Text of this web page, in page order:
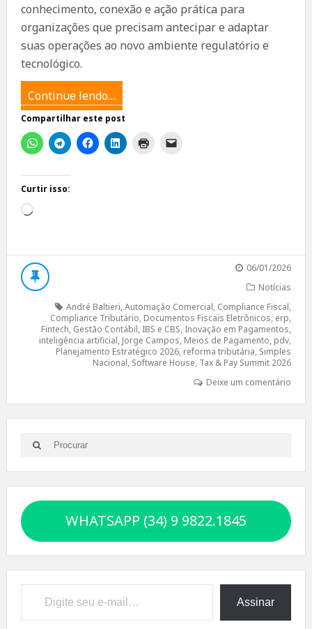
conhecimento, conexão e ação prática para
organizações que precisam antecipar e adaptar
suas operações ao novo ambiente regulatório e
tecnológico.
Continue lendo…
Compartilhar este post
Curtir isso:
Carregando...
06/01/2026
Notícias
André Baltieri,Automação Comercial, Compliance Fiscal,
Compliance Tributário, Documentos Fiscais Eletrônicos, erp,
Fintech, Gestão Contábil, IBS e CBS, Inovação em Pagamentos,
inteligência artificial, Jorge Campos, Meios de Pagamento, pdv,
Planejamento Estratégico 2026, reforma tributária, Simples
Nacional, Software House, Tax & Pay Summit 2026
Deixe um comentário
Search
for:
Search
WHATSAPP (34) 9 9822.1845
Digite seu e-mail…
Assinar